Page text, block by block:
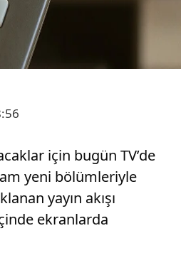
için bugün TV’de
yeni bölümleriyle
yayın akışı
ekranlarda